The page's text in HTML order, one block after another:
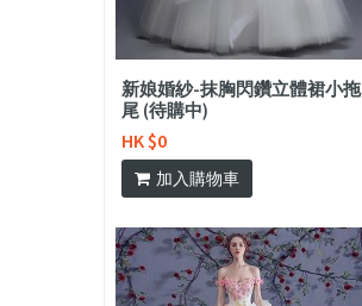
新娘婚紗-抹胸閃鑽立體裙小拖
尾 (待購中)
HK $0
加入購物車